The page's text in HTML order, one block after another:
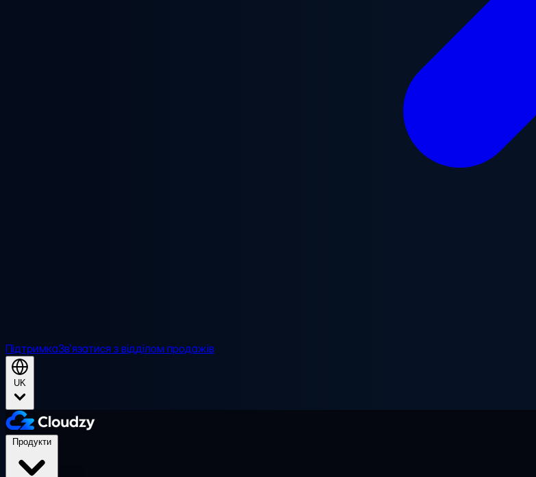
ПідтримкаЗв'язатися з відділом продажів
UK